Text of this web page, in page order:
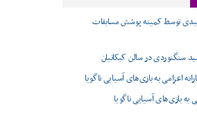
توسط کمیته پوشش مسابقات
سنگنوردی در سالن کبکانیان
اعزامی به بازی‌های آسیایی ناگویا
بازی‌های آسیایی ناگویا